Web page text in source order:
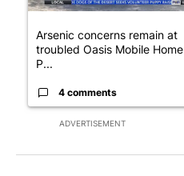
ADVERTISEMENT
Arsenic concerns remain at
troubled Oasis Mobile Home
P...
4 comments